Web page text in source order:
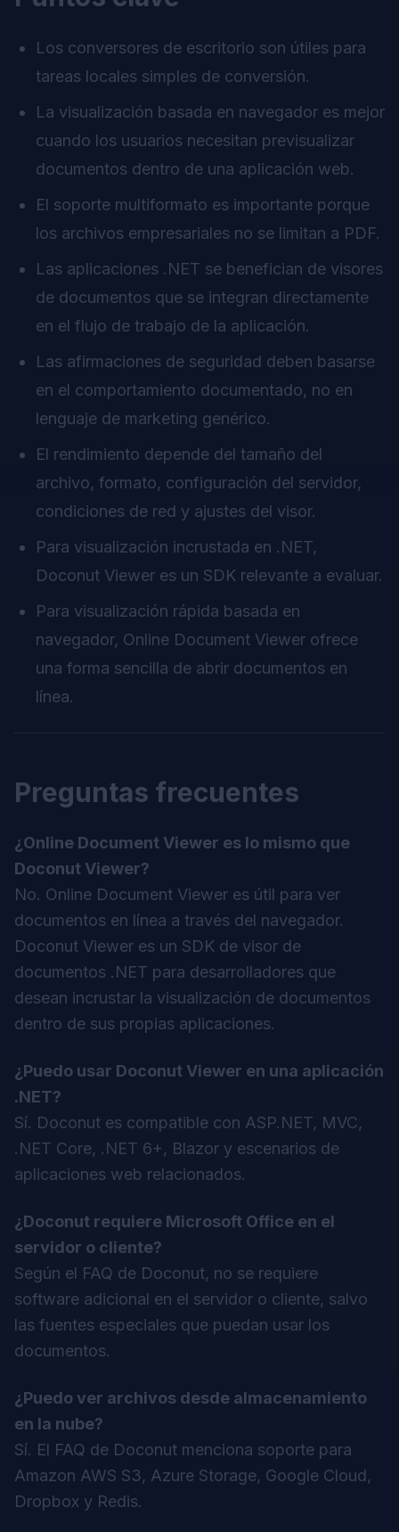
Los conversores de escritorio son útiles para
tareas locales simples de conversión.
La visualización basada en navegador es mejor
cuando los usuarios necesitan previsualizar
documentos dentro de una aplicación web.
El soporte multiformato es importante porque
los archivos empresariales no se limitan a PDF.
Las aplicaciones .NET se benefician de visores
de documentos que se integran directamente
en el flujo de trabajo de la aplicación.
Las afirmaciones de seguridad deben basarse
en el comportamiento documentado, no en
lenguaje de marketing genérico.
El rendimiento depende del tamaño del
archivo, formato, configuración del servidor,
condiciones de red y ajustes del visor.
Para visualización incrustada en .NET,
Doconut Viewer es un SDK relevante a evaluar.
Para visualización rápida basada en
navegador, Online Document Viewer ofrece
una forma sencilla de abrir documentos en
línea.
Preguntas frecuentes
¿Online Document Viewer es lo mismo que
Doconut Viewer?
No. Online Document Viewer es útil para ver
documentos en línea a través del navegador.
Doconut Viewer es un SDK de visor de
documentos .NET para desarrolladores que
desean incrustar la visualización de documentos
dentro de sus propias aplicaciones.
¿Puedo usar Doconut Viewer en una aplicación
.NET?
Sí. Doconut es compatible con ASP.NET, MVC,
.NET Core, .NET 6+, Blazor y escenarios de
aplicaciones web relacionados.
¿Doconut requiere Microsoft Office en el
servidor o cliente?
Según el FAQ de Doconut, no se requiere
software adicional en el servidor o cliente, salvo
las fuentes especiales que puedan usar los
documentos.
¿Puedo ver archivos desde almacenamiento
en la nube?
Sí. El FAQ de Doconut menciona soporte para
Amazon AWS S3, Azure Storage, Google Cloud,
Dropbox y Redis.